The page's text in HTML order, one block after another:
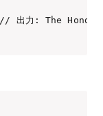
出力: The